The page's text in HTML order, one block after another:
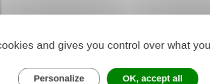
au simulateur
chargé des finances
and gives you control over what
Personalize OK, accept all